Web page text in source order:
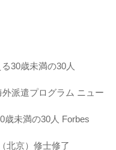
30歳未満の30⼈
派遣プログラム ニュー
歳未満の30⼈ Forbes
北京）修士修了